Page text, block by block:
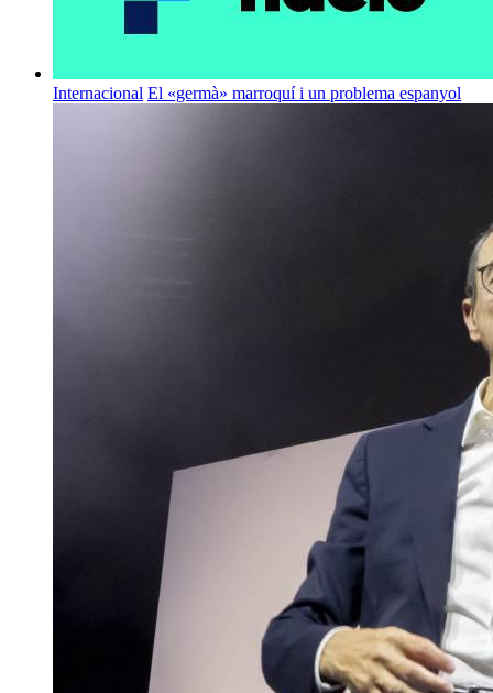
Internacional El «germà» marroquí i un problema espanyol